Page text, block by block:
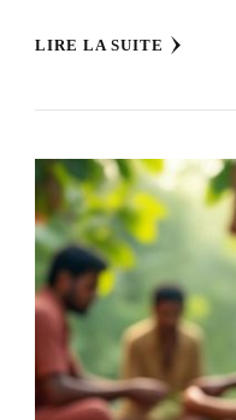
LIRE LA SUITE